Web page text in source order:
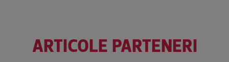
ARTICOLE PARTENERI